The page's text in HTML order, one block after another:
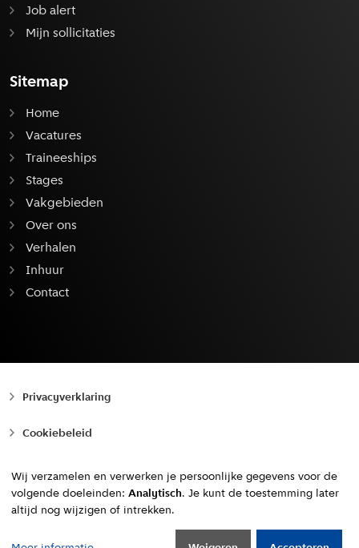
Job alert
Mijn sollicitaties
Sitemap
Home
Vacatures
Traineeships
Stages
Vakgebieden
Over ons
Verhalen
Inhuur
Contact
Privacyverklaring
Cookiebeleid
Toegankelijkheid
Copyright © 2010 - 2026, Gemeente Amsterdam
Naar boven
Wij verzamelen en verwerken je persoonlijke gegevens voor de
volgende doeleinden: Analytisch. Je kunt de toestemming later
altijd nog wijzigen of intrekken.